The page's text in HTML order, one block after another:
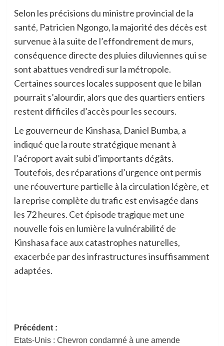
Selon les précisions du ministre provincial de la
santé, Patricien Ngongo, la majorité des décès est
survenue à la suite de l’effondrement de murs,
conséquence directe des pluies diluviennes qui se
sont abattues vendredi sur la métropole.
Certaines sources locales supposent que le bilan
pourrait s’alourdir, alors que des quartiers entiers
restent difficiles d’accès pour les secours.
Le gouverneur de Kinshasa, Daniel Bumba, a
indiqué que la route stratégique menant à
l’aéroport avait subi d’importants dégâts.
Toutefois, des réparations d’urgence ont permis
une réouverture partielle à la circulation légère, et
la reprise complète du trafic est envisagée dans
les 72 heures. Cet épisode tragique met une
nouvelle fois en lumière la vulnérabilité de
Kinshasa face aux catastrophes naturelles,
exacerbée par des infrastructures insuffisamment
adaptées.
Navigation
Précédent :
Etats-Unis : Chevron condamné à une amende